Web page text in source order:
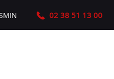
02 38 51 13 00